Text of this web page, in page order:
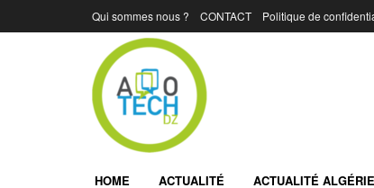
Qui sommes nous ? CONTACT Politique de
HOME ACTUALITÉ ACTUALITÉ ALGÉRIE